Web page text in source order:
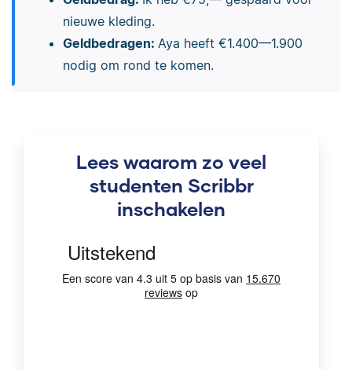
nieuwe kleding.
Geldbedragen: Aya heeft €1.400—1.900
nodig om rond te komen.
Lees waarom zo veel
studenten Scribbr
inschakelen